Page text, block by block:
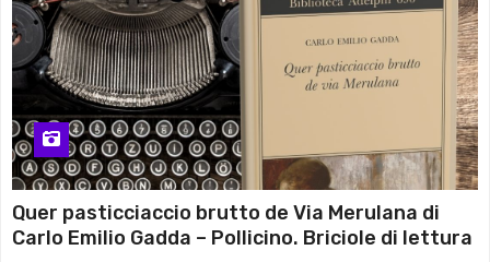
Quer pasticciaccio brutto de Via Merulana di
Carlo Emilio Gadda – Pollicino. Briciole di lettura